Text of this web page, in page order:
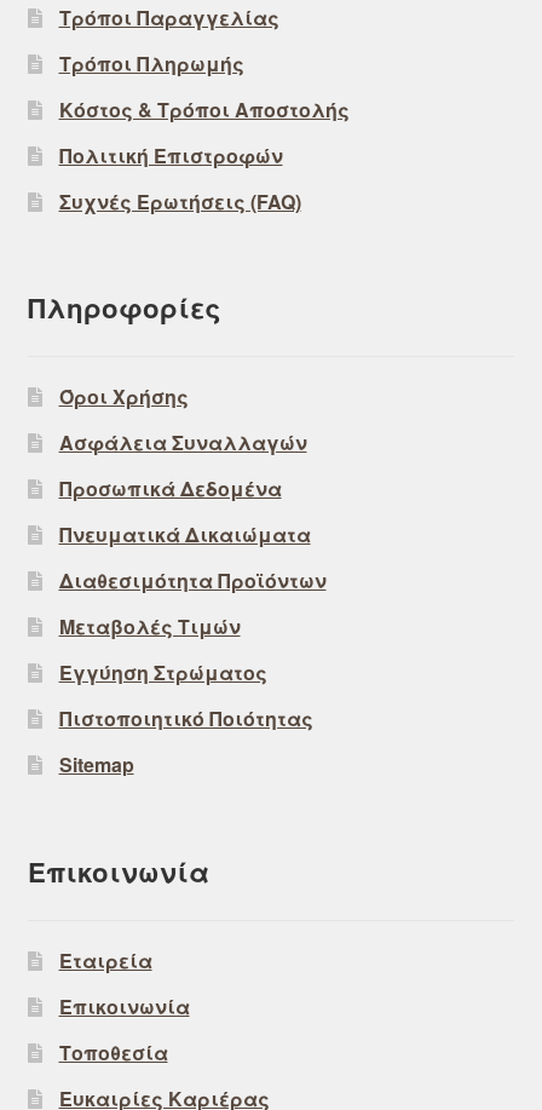
Τρόποι Παραγγελίας
Τρόποι Πληρωμής
Κόστος & Τρόποι Αποστολής
Πολιτική Επιστροφών
Συχνές Ερωτήσεις (FAQ)
Πληροφορίες
Όροι Χρήσης
Ασφάλεια Συναλλαγών
Προσωπικά Δεδομένα
Πνευματικά Δικαιώματα
Διαθεσιμότητα Προϊόντων
Μεταβολές Τιμών
Εγγύηση Στρώματος
Πιστοποιητικό Ποιότητας
Sitemap
Επικοινωνία
Εταιρεία
Επικοινωνία
Τοποθεσία
Ευκαιρίες Καριέρας